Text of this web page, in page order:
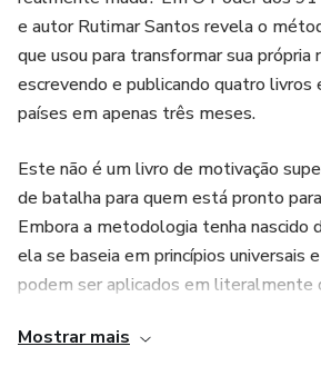
e autor Rutimar Santos revela o
que usou para transformar sua própria
escrevendo e publicando quatro livros
países em apenas três meses.
Este não é um livro de motivação
de batalha para quem está pronto
Embora a metodologia tenha nascido
ela se baseia em princípios universais
podem ser aplicados em literalmente
Mostrar mais